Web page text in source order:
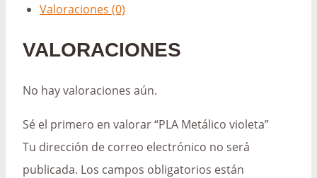
Valoraciones (0)
VALORACIONES
No hay valoraciones aún.
Sé el primero en valorar “PLA Metálico violeta”
Tu dirección de correo electrónico no será
publicada. Los campos obligatorios están